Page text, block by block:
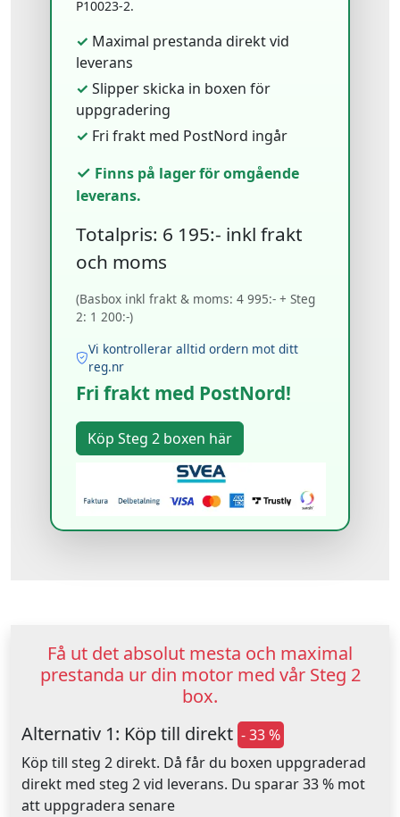
P10023-2.
✓ Maximal prestanda direkt vid
leverans
✓ Slipper skicka in boxen för
uppgradering
✓ Fri frakt med PostNord ingår
✓ Finns på lager för omgående
leverans.
Totalpris: 6 195:- inkl frakt
och moms
(Basbox inkl frakt & moms: 4 995:- + Steg
2: 1 200:-)
Vi kontrollerar alltid ordern mot ditt
reg.nr
Fri frakt med PostNord!
Få ut det absolut mesta och maximal
prestanda ur din motor med vår Steg 2
box.
Alternativ 1: Köp till direkt - 33 %
Köp till steg 2 direkt. Då får du boxen uppgraderad
direkt med steg 2 vid leverans. Du sparar 33 % mot
att uppgradera senare